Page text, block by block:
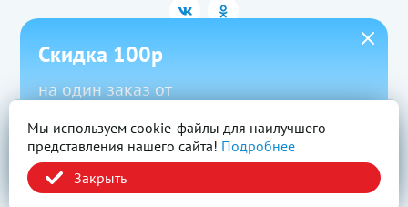
2026 © «LEKkupi»
Все права защищены.
Вся информация на сайте — собственность ООО «Моя аптека». Публикация с
сайта www.lekkupi.ru без разрешения запрещена.
ОГРН:1025404723585, Лицензия № Л042-01125-54/00269824.
Политика конфиденциальности
Мы используем cookie-файлы для наилучшего
представления нашего сайта! Подробнее
Закрыть
Скидка 100р
на один заказ от
Скачать
Промокод Новый